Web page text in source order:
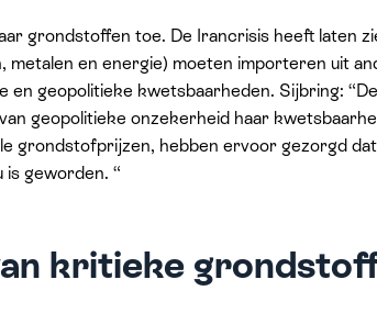
grondstoffen toe. De Irancrisis heeft laten
metalen en energie) moeten importeren uit
en geopolitieke kwetsbaarheden. Sijbring:
geopolitieke onzekerheid haar
grondstofprijzen, hebben ervoor gezorgd
geworden. “
kritieke